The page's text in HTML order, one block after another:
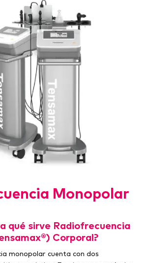
Monopolar
qué sirve Radiofrecuencia
Corporal?
monopolar cuenta con dos